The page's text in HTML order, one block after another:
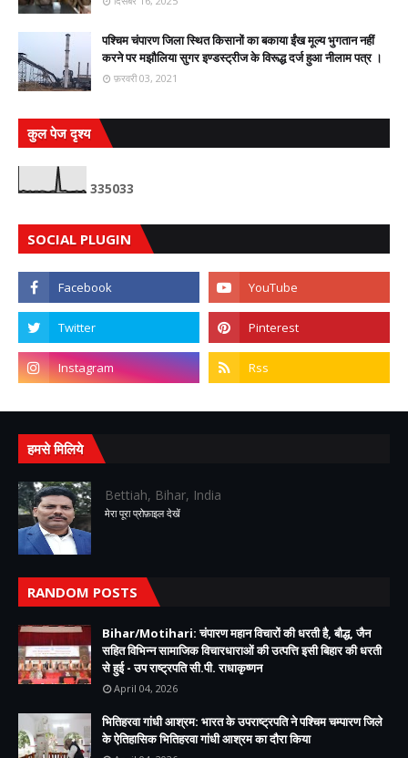
पश्चिम चंपारण जिला स्थित किसानों का बकाया ईंख मूल्य भुगतान नहीं
करने पर मझौलिया सुगर इण्डस्ट्रीज के विरूद्ध दर्ज हुआ नीलाम पत्र ।
फ़रवरी 03, 2021
कुल पेज दृश्य
335033
SOCIAL PLUGIN
हमसे मिलिये
Bettiah, Bihar, India
मेरा पूरा प्रोफ़ाइल देखें
RANDOM POSTS
Bihar/Motihari: चंपारण महान विचारों की धरती है, बौद्ध, जैन
सहित विभिन्न सामाजिक विचारधाराओं की उत्पत्ति इसी बिहार की धरती
से हुई - उप राष्ट्रपति सी.पी. राधाकृष्णन
April 04, 2026
भितिहरवा गांधी आश्रम: भारत के उपराष्ट्रपति ने पश्चिम चम्पारण जिले
के ऐतिहासिक भितिहरवा गांधी आश्रम का दौरा किया